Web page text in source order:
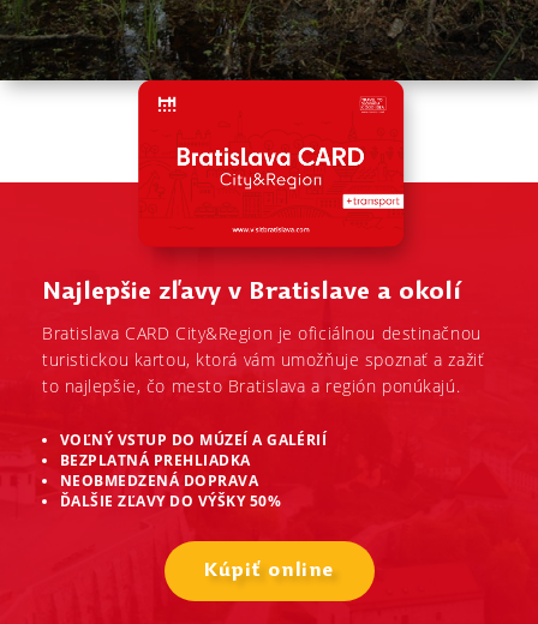
Najlepšie zľavy v Bratislave a okolí
Bratislava CARD City&Region je oficiálnou destinačnou
turistickou kartou, ktorá vám umožňuje spoznať a zažiť
to najlepšie, čo mesto Bratislava a región ponúkajú.
VOĽNÝ VSTUP DO MÚZEÍ A GALÉRIÍ
BEZPLATNÁ PREHLIADKA
NEOBMEDZENÁ DOPRAVA
ĎALŠIE ZĽAVY DO VÝŠKY 50%
Kúpiť online